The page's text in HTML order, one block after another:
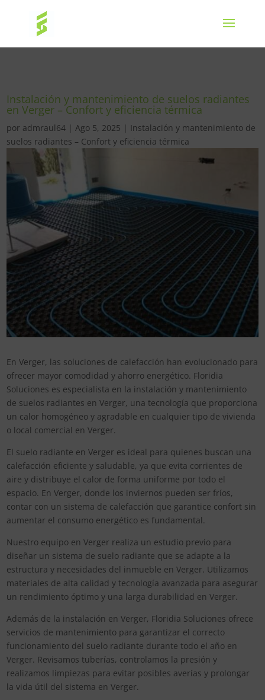
Instalación y mantenimiento de suelos radiantes
en Verger – Confort y eficiencia térmica
por admraul64 |Ago 5, 2025 | Instalación y mantenimiento de
suelos radiantes – Confort y eficiencia térmica
En Verger, las soluciones de calefacción han evolucionado para
ofrecer mayor comodidad y ahorro energético. Floridia
Soluciones es especialista en la instalación y mantenimiento
de suelos radiantes en Verger, una tecnología que proporciona
un calor homogéneo y agradable en cualquier tipo de vivienda
o local comercial en Verger.
El suelo radiante en Verger es ideal para quienes buscan una
calefacción eficiente y saludable, ya que evita corrientes de
aire y distribuye el calor de forma uniforme por todo el
espacio. En Verger, donde los inviernos pueden ser fríos,
contar con un sistema de calefacción que garantice confort sin
aumentar el consumo energético es fundamental.
Nuestro equipo en Verger realiza un estudio previo para
diseñar un sistema de suelo radiante que se adapte a la
estructura y necesidades del inmueble en Verger. Utilizamos
materiales de alta calidad y tecnología avanzada para asegurar
un rendimiento óptimo y una larga durabilidad en Verger.
Además de la instalación en Verger, Floridia Soluciones ofrece
servicios de mantenimiento para garantizar el correcto
funcionamiento del suelo radiante durante todo el año en
Verger. Revisamos tuberías, controlamos la presión y
realizamos limpiezas para evitar posibles averías y prolongar
la vida útil del sistema en Verger.